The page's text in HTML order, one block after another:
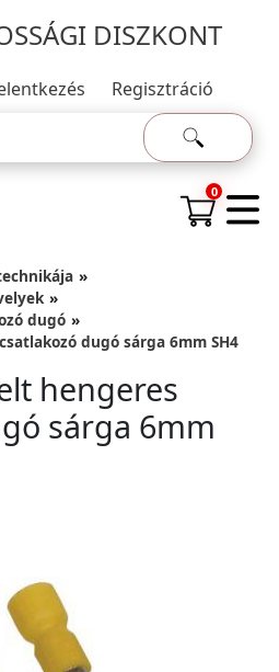
DISZKONT
Regisztráció
0
dugó
dugó sárga 6mm SH4
hengeres
sárga 6mm